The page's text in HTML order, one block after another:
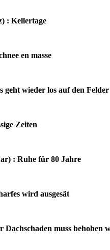
: Kellertage
en masse
geht wieder los auf den Felder
Zeiten
: Ruhe für 80 Jahre
wird ausgesät
Dachschaden muss behoben